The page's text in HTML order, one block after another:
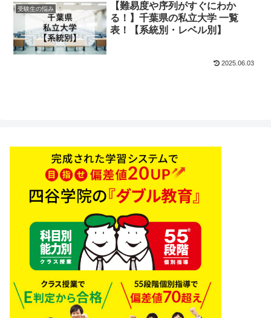
受験生の悩み
【難易度や序列がすぐにわか
る！】千葉県の私立大学 一覧
表！【系統別・レベル別】
2025.06.03